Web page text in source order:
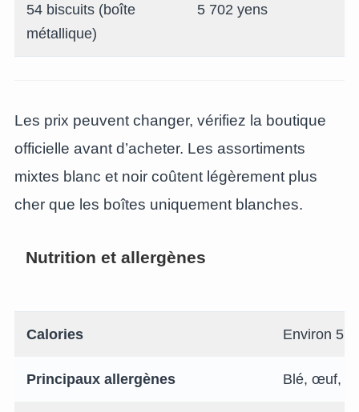
54 biscuits (boîte
métallique)
5 702 yens
Les prix peuvent changer, vérifiez la boutique
officielle avant d’acheter. Les assortiments
mixtes blanc et noir coûtent légèrement plus
cher que les boîtes uniquement blanches.
Nutrition et allergènes
Calories Environ 57
Principaux allergènes Blé, œuf,